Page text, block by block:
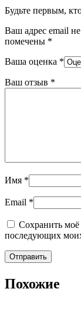
Будьте первым,
Ваш адрес email
помечены *
Ваша оценка *
Ваш отзыв *
Имя *
Email *
Сохранить моё
последующих
Похожие